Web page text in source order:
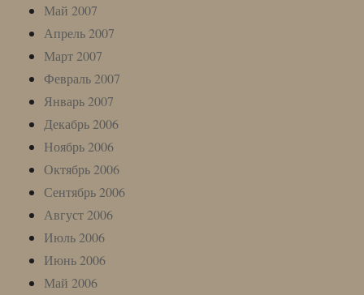
Май 2007
Апрель 2007
Март 2007
Февраль 2007
Январь 2007
Декабрь 2006
Ноябрь 2006
Октябрь 2006
Сентябрь 2006
Август 2006
Июль 2006
Июнь 2006
Май 2006